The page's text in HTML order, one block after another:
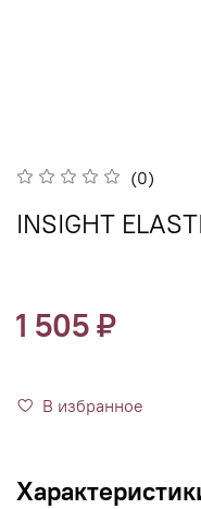
(0)
INSIGHT
1 505 ₽
В избранное